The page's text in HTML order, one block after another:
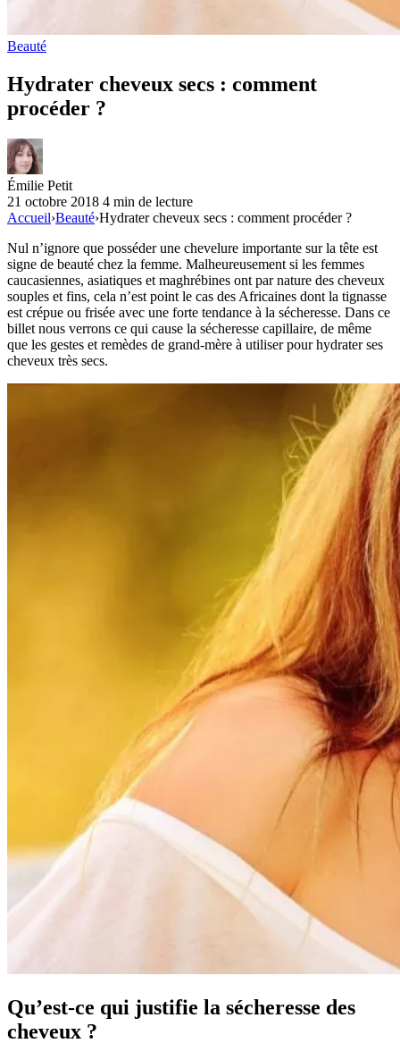
Beauté
Hydrater cheveux secs : comment
procéder ?
Émilie Petit
21 octobre 2018 4 min de lecture
Accueil›Beauté›Hydrater cheveux secs : comment procéder ?
Nul n’ignore que posséder une chevelure importante sur la tête est
signe de beauté chez la femme. Malheureusement si les femmes
caucasiennes, asiatiques et maghrébines ont par nature des cheveux
souples et fins, cela n’est point le cas des Africaines dont la tignasse
est crépue ou frisée avec une forte tendance à la sécheresse. Dans ce
billet nous verrons ce qui cause la sécheresse capillaire, de même
que les gestes et remèdes de grand-mère à utiliser pour hydrater ses
cheveux très secs.
Qu’est-ce qui justifie la sécheresse des
cheveux ?